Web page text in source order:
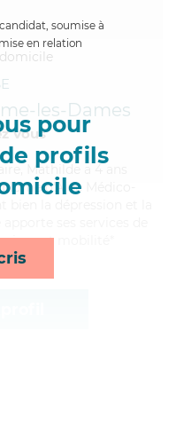
soumise à
en relation
pour
profils
les-Dames
Vous
Mathilde a 4 ans
d'Aide Médico-
et mobilité*